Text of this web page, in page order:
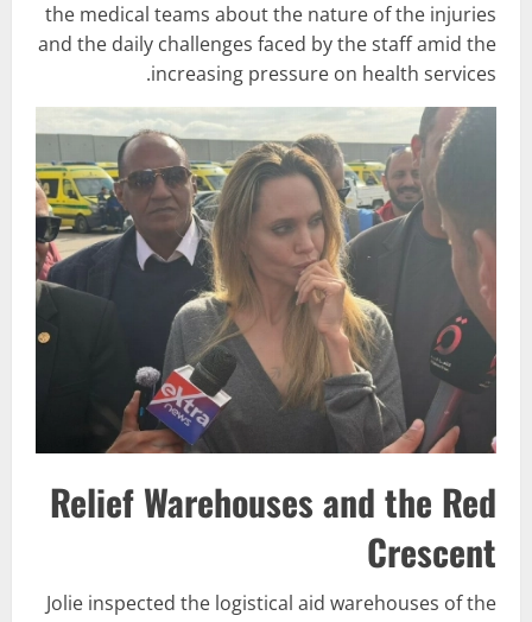
the medical teams about the nature of the injuries
and the daily challenges faced by the staff amid the
increasing pressure on health services.
Relief Warehouses and the Red
Crescent
Jolie inspected the logistical aid warehouses of the